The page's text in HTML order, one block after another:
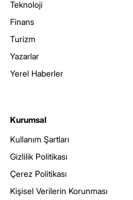
Teknoloji
Finans
Turizm
Yazarlar
Yerel Haberler
Kurumsal
Kullanım Şartları
Gizlilik Politikası
Çerez Politikası
Kişisel Verilerin Korunması